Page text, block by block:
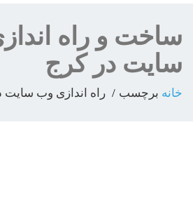
ساخت و راه
سایت در کرج
خانه برچسب راه اندازی وب سایت